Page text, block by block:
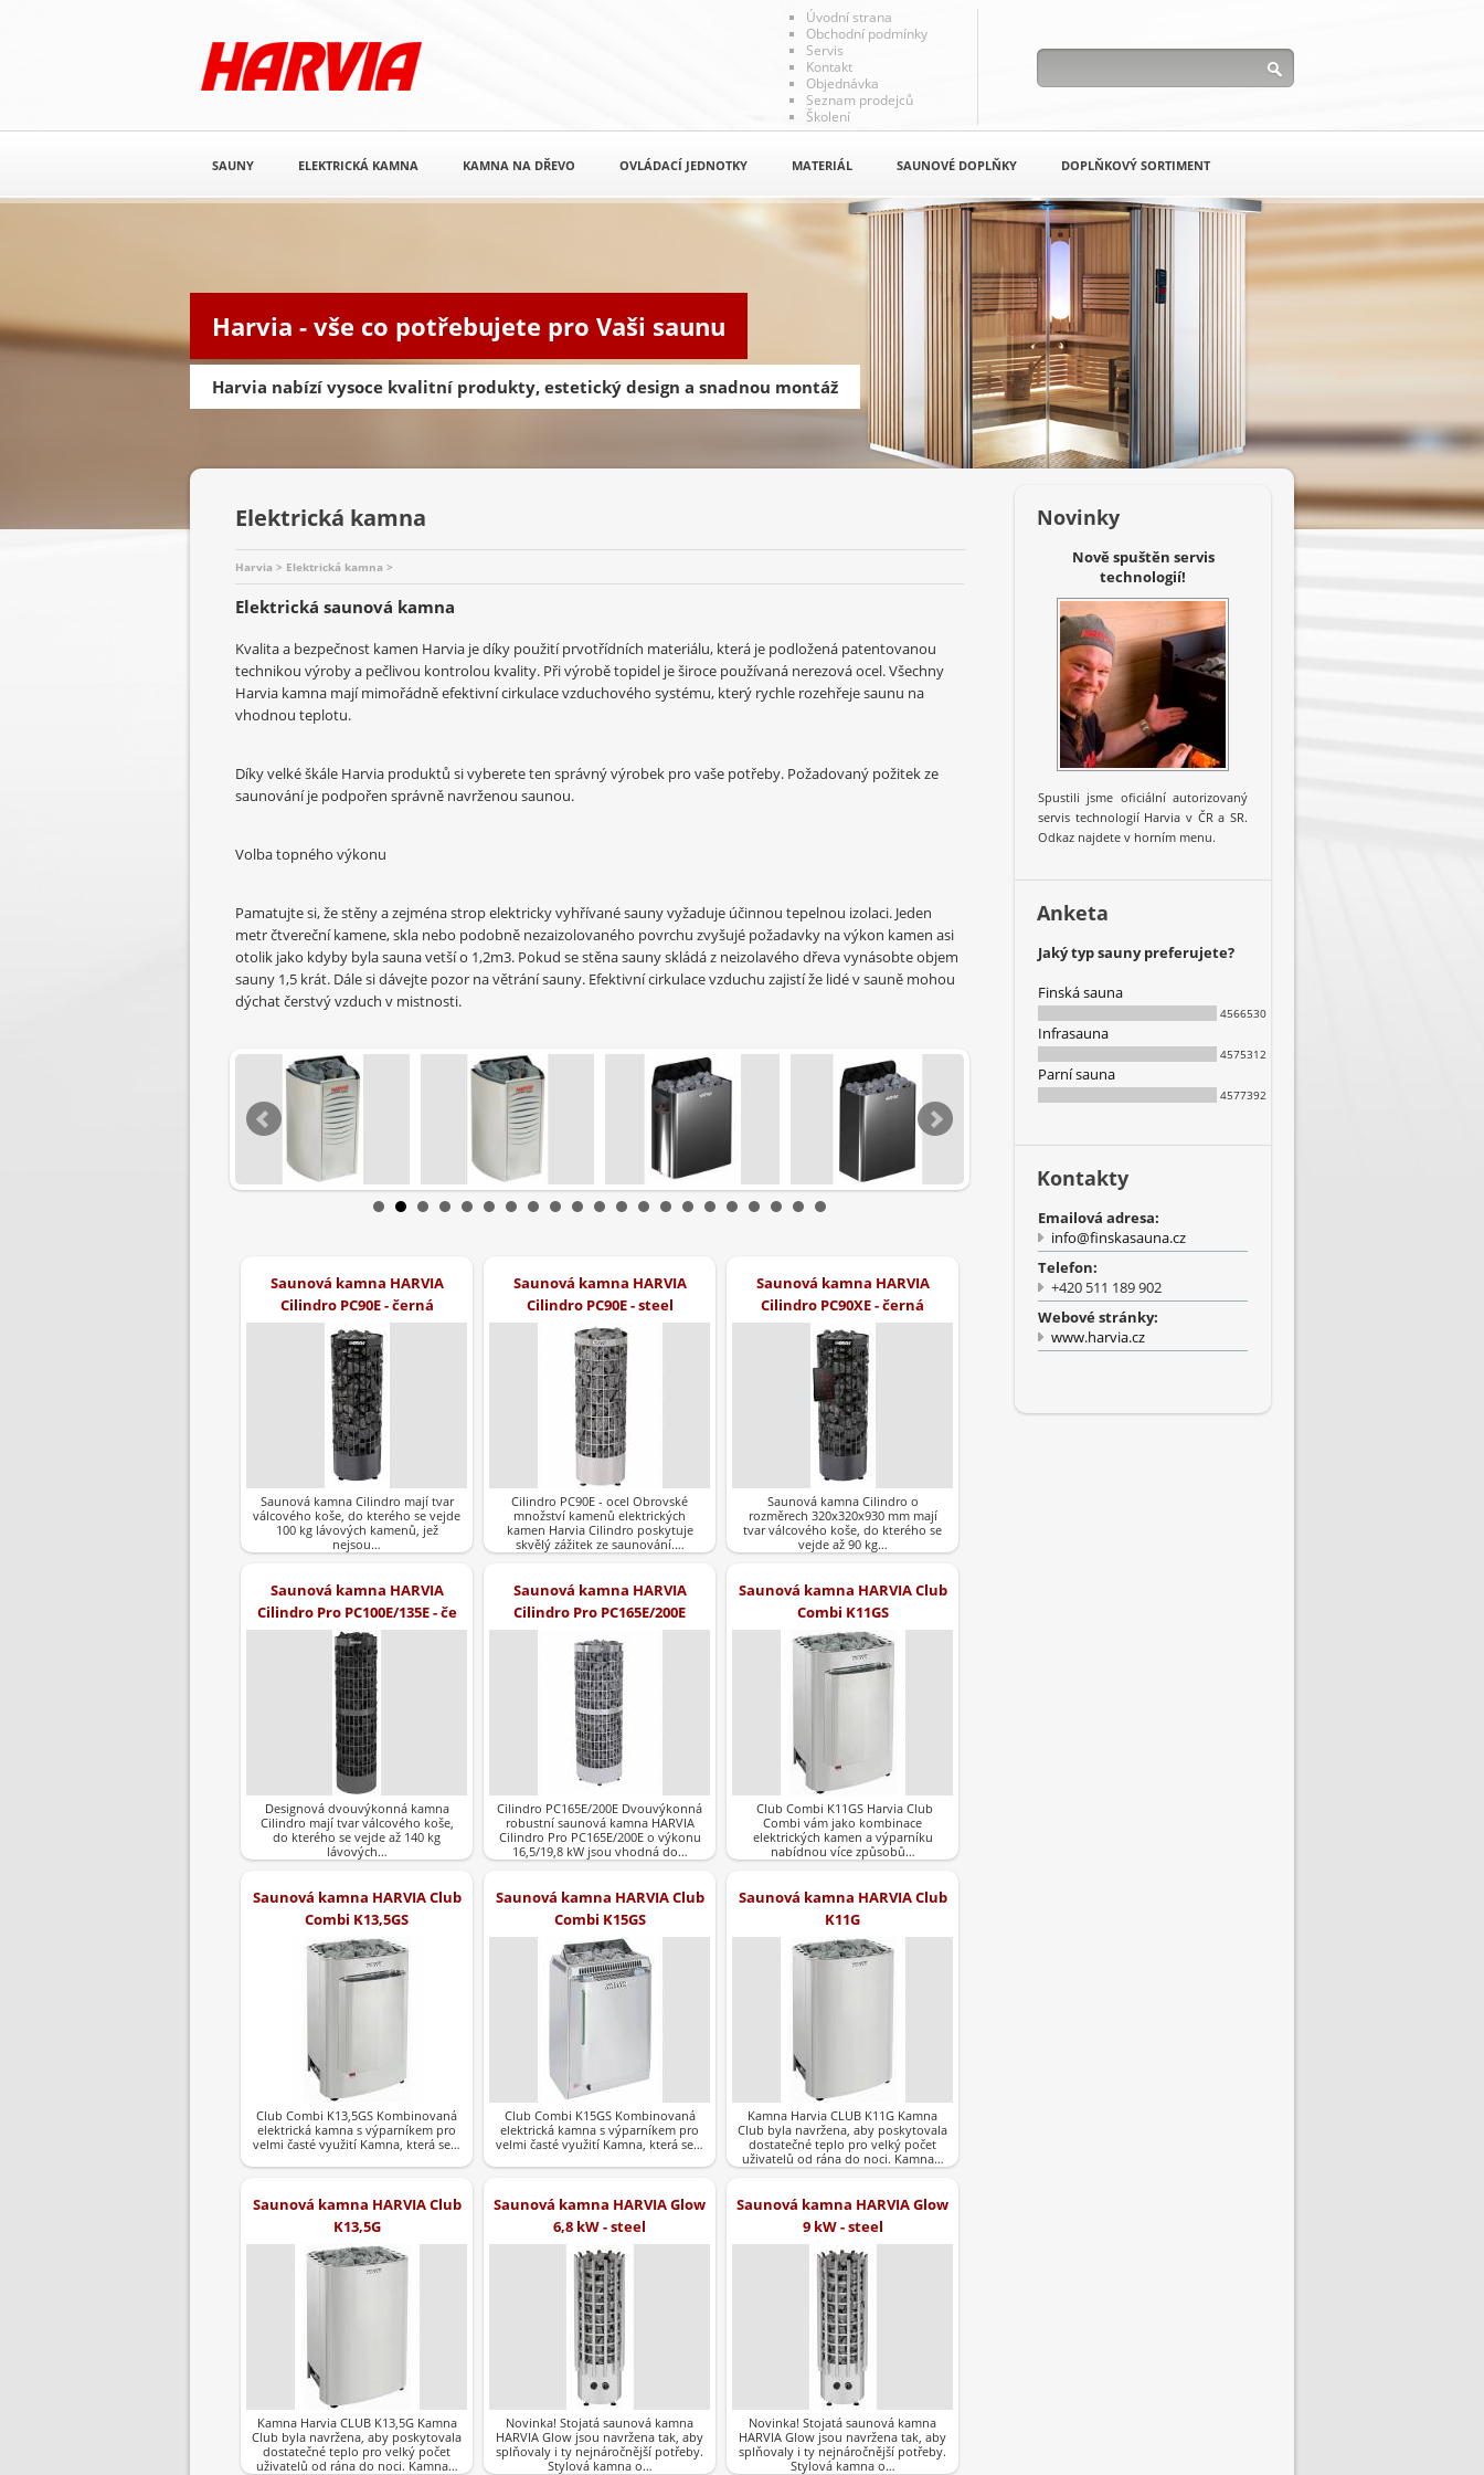
Harvia - vše co potřebujete pro Vaši saunu
Harvia nabízí vysoce kvalitní produkty, estetický design a snadnou montáž
Úvodní strana
Obchodní podmínky
Servis
Kontakt
Objednávka
Seznam prodejců
Školení
SAUNY ELEKTRICKÁ KAMNA KAMNA NA DŘEVO OVLÁDACÍ JEDNOTKY MATERIÁL SAUNOVÉ DOPLŇKY DOPLŇKOVÝ SORTIMENT
Elektrická kamna
Harvia > Elektrická kamna >
Elektrická saunová kamna
Kvalita a bezpečnost kamen Harvia je díky použití prvotřídních materiálu, která je podložená patentovanou
technikou výroby a pečlivou kontrolou kvality. Při výrobě topidel je široce používaná nerezová ocel. Všechny
Harvia kamna mají mimořádně efektivní cirkulace vzduchového systému, který rychle rozehřeje saunu na
vhodnou teplotu.
Díky velké škále Harvia produktů si vyberete ten správný výrobek pro vaše potřeby. Požadovaný požitek ze
saunování je podpořen správně navrženou saunou.
Volba topného výkonu
Pamatujte si, že stěny a zejména strop elektricky vyhřívané sauny vyžaduje účinnou tepelnou izolaci. Jeden
metr čtvereční kamene, skla nebo podobně nezaizolovaného povrchu zvyšujé požadavky na výkon kamen asi
otolik jako kdyby byla sauna vetší o 1,2m3. Pokud se stěna sauny skládá z neizolavého dřeva vynásobte objem
sauny 1,5 krát. Dále si dávejte pozor na větrání sauny. Efektivní cirkulace vzduchu zajistí že lidé v sauně mohou
dýchat čerstvý vzduch v mistnosti.
Saunová kamna HARVIA
Cilindro PC90E - černá
Saunová kamna Cilindro mají tvar
válcového koše, do kterého se vejde
100 kg lávových kamenů, jež
nejsou…
Saunová kamna HARVIA
Cilindro PC90E - steel
Cilindro PC90E - ocel Obrovské
množství kamenů elektrických
kamen Harvia Cilindro poskytuje
skvělý zážitek ze saunování.…
Saunová kamna HARVIA
Cilindro PC90XE - černá
Saunová kamna Cilindro o
rozměrech 320x320x930 mm mají
tvar válcového koše, do kterého se
vejde až 90 kg…
Saunová kamna HARVIA
Cilindro Pro PC100E/135E - če
Designová dvouvýkonná kamna
Cilindro mají tvar válcového koše,
do kterého se vejde až 140 kg
lávových…
Saunová kamna HARVIA
Cilindro Pro PC165E/200E
Cilindro PC165E/200E Dvouvýkonná
robustní saunová kamna HARVIA
Cilindro Pro PC165E/200E o výkonu
16,5/19,8 kW jsou vhodná do…
Saunová kamna HARVIA Club
Combi K11GS
Club Combi K11GS Harvia Club
Combi vám jako kombinace
elektrických kamen a výparníku
nabídnou více způsobů…
Saunová kamna HARVIA Club
Combi K13,5GS
Club Combi K13,5GS Kombinovaná
elektrická kamna s výparníkem pro
velmi časté využití Kamna, která se…
Saunová kamna HARVIA Club
Combi K15GS
Club Combi K15GS Kombinovaná
elektrická kamna s výparníkem pro
velmi časté využití Kamna, která se…
Saunová kamna HARVIA Club
K11G
Kamna Harvia CLUB K11G Kamna
Club byla navržena, aby poskytovala
dostatečné teplo pro velký počet
uživatelů od rána do noci. Kamna…
Saunová kamna HARVIA Club
K13,5G
Kamna Harvia CLUB K13,5G Kamna
Club byla navržena, aby poskytovala
dostatečné teplo pro velký počet
uživatelů od rána do noci. Kamna…
Saunová kamna HARVIA Glow
6,8 kW - steel
Novinka! Stojatá saunová kamna
HARVIA Glow jsou navržena tak, aby
splňovaly i ty nejnáročnější potřeby.
Stylová kamna o…
Saunová kamna HARVIA Glow
9 kW - steel
Novinka! Stojatá saunová kamna
HARVIA Glow jsou navržena tak, aby
splňovaly i ty nejnáročnější potřeby.
Stylová kamna o…
Novinky
Nově spuštěn servis
technologií!
Spustili jsme oficiální autorizovaný
servis technologií Harvia v ČR a SR.
Odkaz najdete v horním menu.
Anketa
Jaký typ sauny preferujete?
Finská sauna
4566530
Infrasauna
4575312
Parní sauna
4577392
Kontakty
Emailová adresa:
info@finskasauna.cz
Telefon:
+420 511 189 902
Webové stránky:
www.harvia.cz